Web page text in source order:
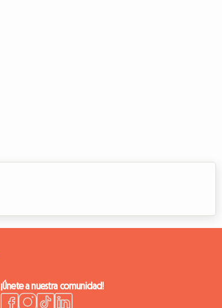
¡Únete a nuestra comunidad!